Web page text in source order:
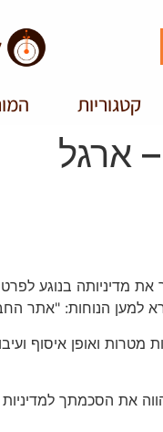
קטגוריות
ארגל
מדיניותה בנוגע
למען הנוחות: "אתר
מטרות ואופן איסוף
את הסכמתך למדיניות